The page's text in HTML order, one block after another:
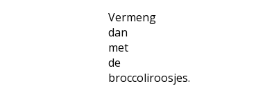
Vermeng
dan
met
de
broccoliroosjes.